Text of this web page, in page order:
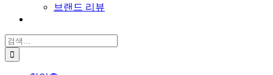
브랜드 리뷰
검
색: